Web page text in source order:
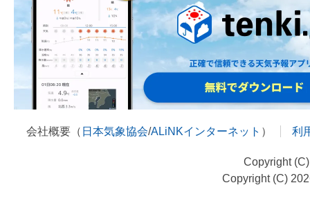
会社概要（ 日本気象協会/ALiNKインターネット ） 利
Copyright
Copyright (C)